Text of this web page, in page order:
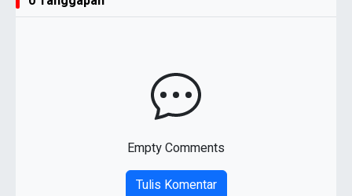
Empty Comments
Tulis Komentar